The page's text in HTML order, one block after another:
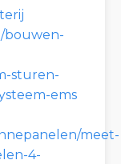
bouwen-
sturen-
ems
meet-
4-